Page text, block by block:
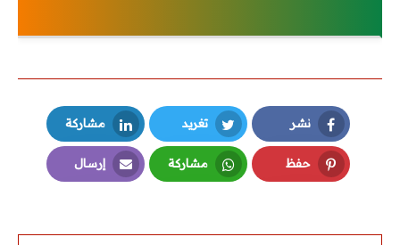
نشر
Facebook
تغريد
Twitter
مشاركة
LinkedIn
حفظ مشاركة إرسال